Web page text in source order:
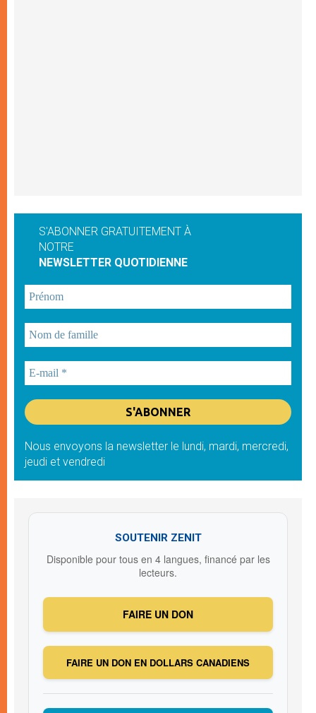
S'ABONNER GRATUITEMENT À
NOTRE
NEWSLETTER QUOTIDIENNE
Nous envoyons la newsletter le lundi, mardi, mercredi,
jeudi et vendredi
SOUTENIR ZENIT
Disponible pour tous en 4 langues, financé par les
lecteurs.
FAIRE UN DON
FAIRE UN DON EN DOLLARS CANADIENS